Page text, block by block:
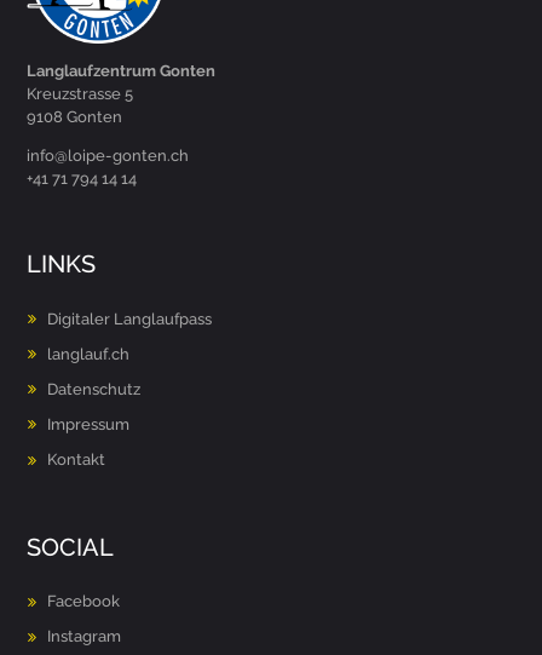
Langlaufzentrum Gonten
Kreuzstrasse 5
9108 Gonten
hc.netnog-epiol@ofni
+41 71 794 14 14
LINKS
Digitaler Langlaufpass
langlauf.ch
Datenschutz
Impressum
Kontakt
SOCIAL
Facebook
Instagram